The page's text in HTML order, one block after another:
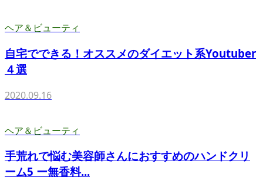
ヘア＆ビューティ
自宅でできる！オススメのダイエット系Youtuber
４選
2020.09.16
ヘア＆ビューティ
手荒れで悩む美容師さんにおすすめのハンドクリ
ーム5 ー無香料...